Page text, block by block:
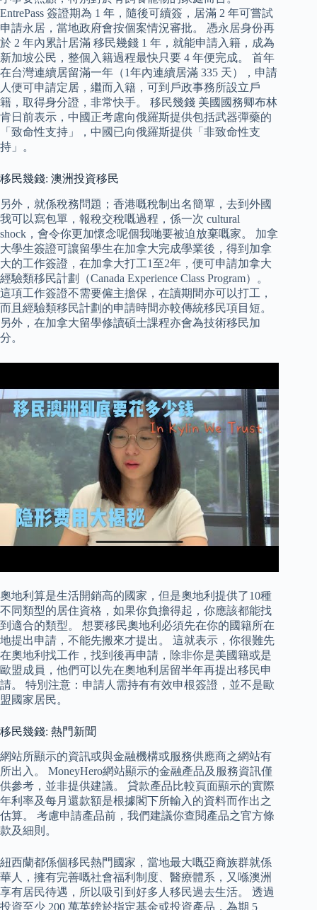
EntrePass 簽證期為 1 年，隨後可續簽，居滿 2 年可嘗試
申請永居，當地政府會按個案情況審批。 憑永居身份再
於 2 年內累計居滿 移民幾錢 1 年，就能申請入籍，成為
新加坡公民，整個入籍過程最快只要 4 年便完成。 首年
在台灣連續居留滿一年（1年內連續居滿 335 天），申請
人便可申請定居，繼而入籍，可到戶政事務所設立戶
籍，取得身分證，非常快手。 移民幾錢 美國國務卿布林
肯日前表示，中國正考慮向俄羅斯提供包括武器彈藥的
「致命性支持」，中國已向俄羅斯提供「非致命性支
持」。
移民幾錢: 澳洲投資移民
另外，就係稅務問題；香港嘅稅制出名簡單，去到外國
我可以寫包單，報稅交稅嘅過程，係一次 cultural
shock，會令你更加懷念呢個我哋要被迫放棄嘅家。 加拿
大學生簽證可讓留學生在加拿大完成學業後，得到加拿
大的工作簽證，在加拿大打工1至2年，便可申請加拿大
經驗類移民計劃（Canada Experience Class Program）。
這項工作簽證不需要僱主擔保，在讀期間亦可以打工，
而且經驗類移民計劃的申請時間亦較傳統移民項目短。
另外，在加拿大留學修讀碩士課程亦會為技術移民加
分。
奧地利算是生活開銷高的國家，但是奧地利提供了10種
不同類型的居住資格，如果你負擔得起，你應該都能找
到適合的類型。 想要移民奧地利必須先在你的國籍所在
地提出申請，不能先搬來才提出。 這就表示，你很難先
在奧地利找工作，找到後再申請，除非你是美國籍或是
歐盟成員，他們可以先在奧地利居留半年再提出移民申
請。 特別注意：申請人需持有有效申根簽證，並不是歐
盟國家居民。
移民幾錢: 熱門新聞
網站所顯示的資訊或與金融機構或服務供應商之網站有
所出入。 MoneyHero網站顯示的金融產品及服務資訊僅
供參考，並非提供建議。 貸款產品比較頁面顯示的實際
年利率及每月還款額是根據閣下所輸入的資料而作出之
估算。 考慮申請產品前，我們建議你查閱產品之官方條
款及細則。
紐西蘭都係個移民熱門國家，當地最大嘅亞裔族群就係
華人，擁有完善嘅社會福利制度、醫療體系，又喺澳洲
享有居民待遇，所以吸引到好多人移民過去生活。 透過
投資至少 200 萬英鎊於指定基金或投資產品，為期 5